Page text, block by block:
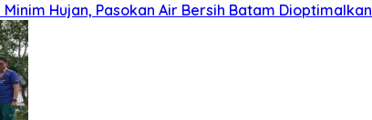
Hujan, Pasokan Air Bersih Batam Dioptimalkan